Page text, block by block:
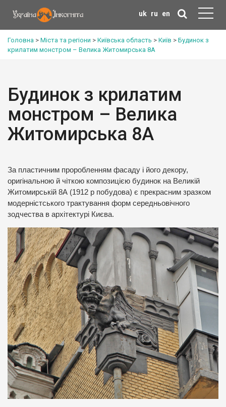
uk ru en
Головна > Міста та регіони > Київська область > Київ > Будинок з
крилатим монстром – Велика Житомирська 8А
Будинок з крилатим
монстром – Велика
Житомирська 8А
За пластичним проробленням фасаду і його декору,
оригінальною й чіткою композицією будинок на Великій
Житомирській 8А (1912 р побудова) є прекрасним зразком
модерністського трактування форм середньовічного
зодчества в архітектурі Києва.